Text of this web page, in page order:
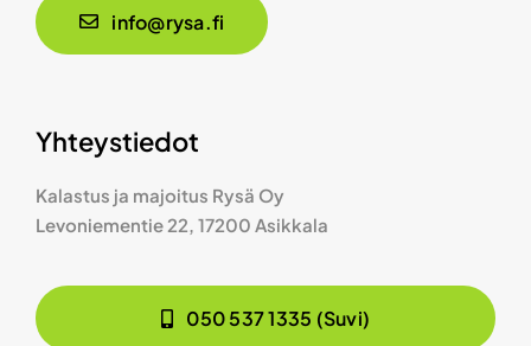
info@rysa.fi
Yhteystiedot
Kalastus ja majoitus Rysä Oy
Levoniementie 22, 17200 Asikkala
050 537 1335 (Suvi)